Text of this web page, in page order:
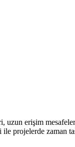
erişim
projelerde zaman